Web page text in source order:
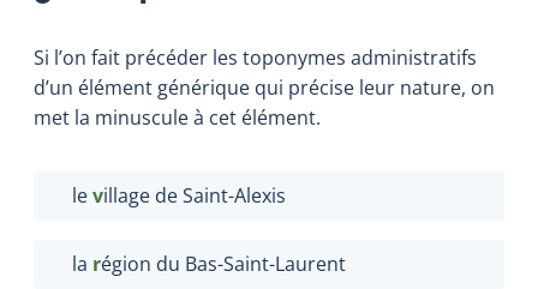
Si l’on fait précéder les toponymes administratifs
d’un élément générique qui précise leur nature, on
met la minuscule à cet élément.
levillage de Saint-Alexis
la région du Bas-Saint-Laurent